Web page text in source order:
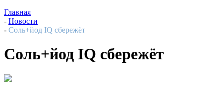
Главная
- Новости
- Соль+йод IQ сбережёт
Соль+йод IQ сбережёт